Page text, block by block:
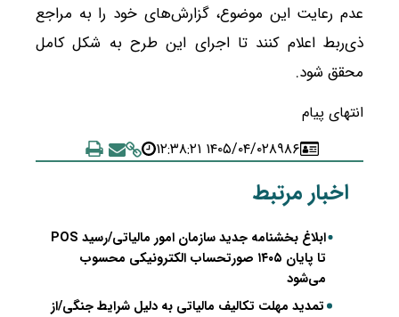
عدم رعایت این موضوع، گزارش‌های خود را به مراجع
ذی‌ربط اعلام کنند تا اجرای این طرح به شکل کامل
محقق شود.
انتهای پیام
۸۹۸۶۱۴۰۵/۰۴/۰۲ ۱۲:۳۸:۲۱
اخبار مرتبط
ابلاغ بخشنامه جدید سازمان امور مالیاتی/رسید POS
تا پایان ۱۴۰۵ صورتحساب الکترونیکی محسوب
می‌شود
تمدید مهلت تکالیف مالیاتی به دلیل شرایط جنگی/از